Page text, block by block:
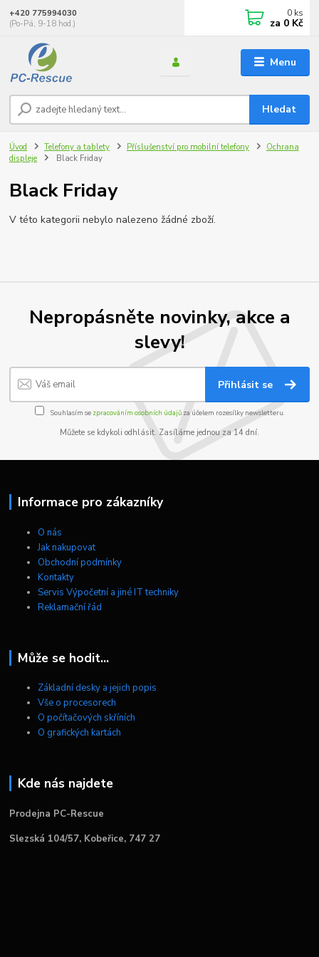
Menu
Hledat
+420 775994030
(Po-Pá, 9-18 hod.)
0 ks
za 0 Kč
Úvod Telefony a tablety Příslušenství pro mobilní telefony
Ochrana
displeje
Black Friday
Black Friday
V této kategorii nebylo nalezeno žádné zboží.
Nepropásněte novinky, akce a
slevy!
Přihlásit se
Souhlasím se zpracováním osobních údajůza účelem rozesílky newsletteru.
Můžete se kdykoli odhlásit. Zasíláme jednou za 14 dní.
Informace pro zákazníky
O nás
Jak nakupovat
Obchodní podmínky
Kontakty
Servis Výpočetní a jiné IT techniky
Reklamační řád
Může se hodit...
Základní desky a jejich popis
Vše o procesorech
O počítačových skříních
O grafických kartách
Kde nás najdete
Prodejna PC-Rescue
Slezská 104/57, Kobeřice, 747 27